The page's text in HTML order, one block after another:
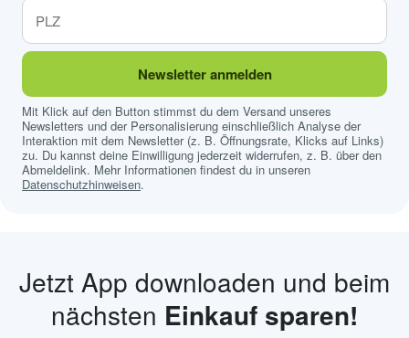
Newsletter anmelden
Mit Klick auf den Button stimmst du dem Versand unseres
Newsletters und der Personalisierung einschließlich Analyse der
Interaktion mit dem Newsletter (z. B. Öffnungsrate, Klicks auf Links)
zu. Du kannst deine Einwilligung jederzeit widerrufen, z. B. über den
Abmeldelink. Mehr Informationen findest du in unseren
Datenschutzhinweisen.
Jetzt App downloaden und beim
nächsten Einkauf sparen!